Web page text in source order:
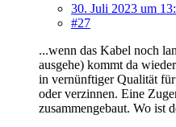
30. Juli 2023 um
#27
...wenn das Kabel noch
ausgehe) kommt da
in vernünftiger Qualität
oder verzinnen. Eine
zusammengebaut. Wo ist